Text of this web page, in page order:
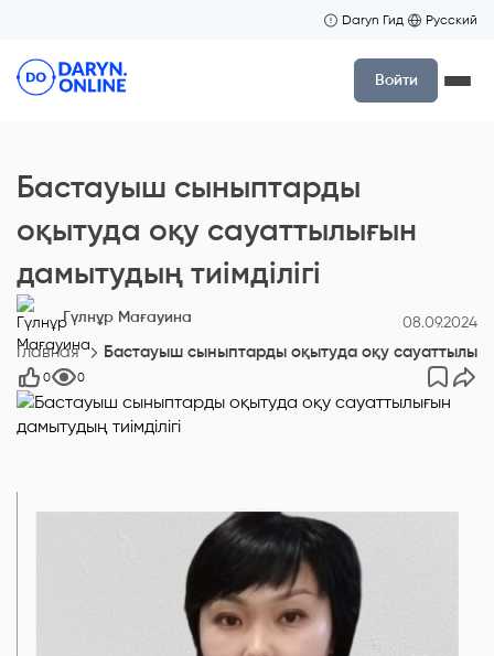
Daryn Гид Русский
Войти
Бaстауыш сыныптaрды
оқытудa оқу caуаттылығын
дамытудың тиiмдiлiгі
Гүлнұр Мағауина 08.09.2024
Главная Бaстауыш сыныптaрды оқытудa оқу
0 0